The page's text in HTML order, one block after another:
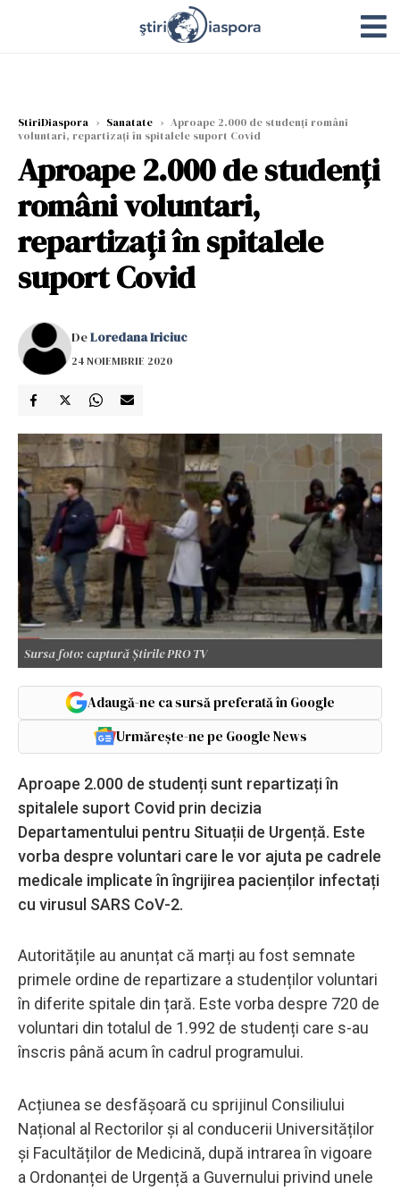
StiriDiaspora › Sanatate › Aproape 2.000 de studenți români
voluntari, repartizați în spitalele suport Covid
Aproape 2.000 de studenți
români voluntari,
repartizați în spitalele
suport Covid
DeLoredana Iriciuc
24 NOIEMBRIE 2020
Sursa foto: captură Știrile PRO TV
Adaugă-ne ca sursă preferată în Google
Urmărește-ne pe Google News
Aproape 2.000 de studenți sunt repartizați în
spitalele suport Covid prin decizia
Departamentului pentru Situații de Urgență. Este
vorba despre voluntari care le vor ajuta pe cadrele
medicale implicate în îngrijirea pacienților infectați
cu virusul SARS CoV-2.
Autoritățile au anunțat că marți au fost semnate
primele ordine de repartizare a studenților voluntari
în diferite spitale din țară. Este vorba despre 720 de
voluntari din totalul de 1.992 de studenți care s-au
înscris până acum în cadrul programului.
Acțiunea se desfășoară cu sprijinul Consiliului
Național al Rectorilor și al conducerii Universităților
și Facultăților de Medicină, după intrarea în vigoare
a Ordonanței de Urgență a Guvernului privind unele